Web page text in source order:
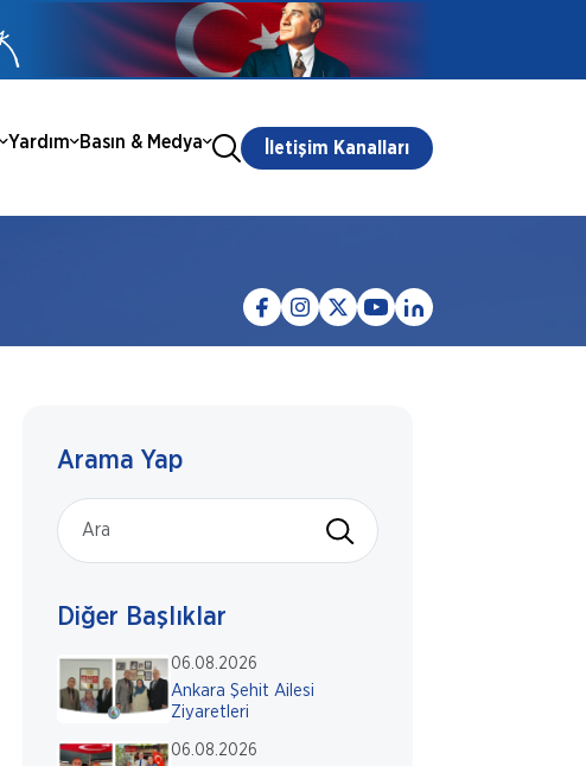
Yardım Basın & Medya İletişim Kanalları
Arama Yap
Diğer Başlıklar
06.08.2026
Ankara Şehit Ailesi
Ziyaretleri
06.08.2026